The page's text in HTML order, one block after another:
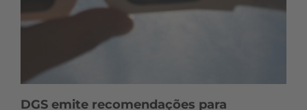
DGS emite recomendações para